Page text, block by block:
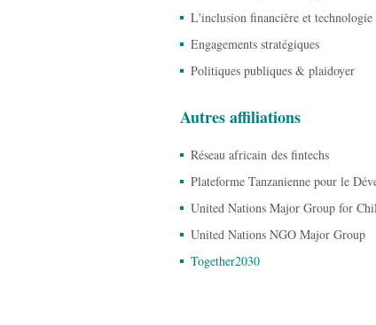
L'inclusion financière et
Engagements stratégiques
Politiques publiques & plaidoyer
Autres affiliations
Réseau africain des fintechs
Plateforme Tanzanienne pour le
United Nations Major Group for
United Nations NGO Major Group
Together2030